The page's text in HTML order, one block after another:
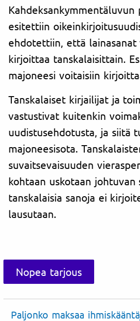
Kahdeksankymmentäluvun
esitettiin
ehdotettiin, että lainasanat
kirjoittaa tanskalaisittain.
majoneesi voitaisiin
Tanskalaiset kirjailijat ja
vastustivat kuitenkin
uudistusehdotusta, ja siitä
majoneesisota.
suvaitsevaisuuden
kohtaan uskotaan johtuvan
tanskalaisia sanoja ei
lausutaan.
Nopea tarjous
Paljonko maksaa